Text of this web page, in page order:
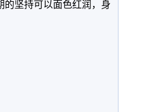
的坚持可以面色红润，身